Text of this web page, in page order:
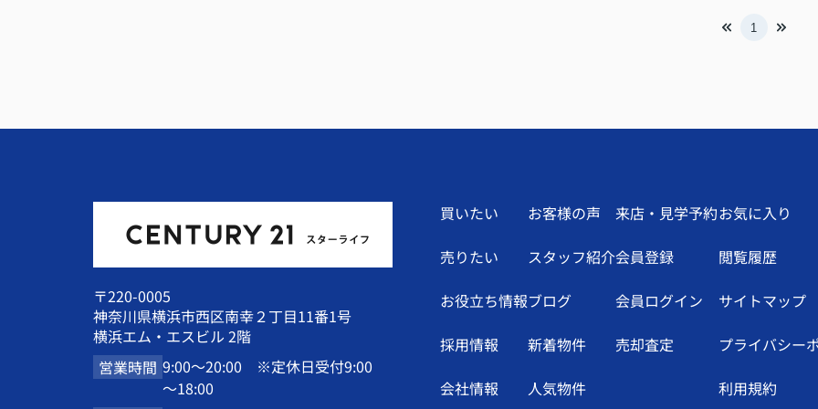
1
〒220-0005
神奈川県横浜市西区南幸２丁目11番1号
横浜エム・エスビル 2階
営業時間 9:00～20:00 ※定休日受付9:00
～18:00
買いたい
売りたい
お役立ち情報
採用情報
会社情報
お客様の声
スタッフ紹介
ブログ
新着物件
人気物件
来店・見学予約
会員登録
会員ログイン
売却査定
お気に入り
閲覧履歴
サイトマップ
プライバシー
利用規約